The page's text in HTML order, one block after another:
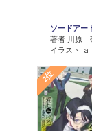
ソードア
著者 川原
イラスト ａ
2位